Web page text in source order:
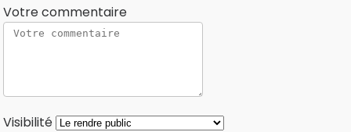
Votre commentaire
Visibilité